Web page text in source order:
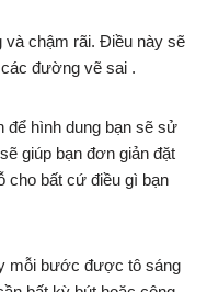
và chậm rãi. Điều này sẽ
đường vẽ sai .
để hình dung bạn sẽ sử
giúp bạn đơn giản đặt
cho bất cứ điều gì bạn
mỗi bước được tô sáng